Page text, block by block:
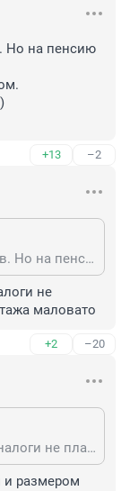
Но на пенсию
+13 –2
У меня нету ни кредитов. ни долгов. Но на пенсию "можно жить" - это громко сказано. Выживать - и то с пребольшим трудом. Размер моей пенсии 16057 р 36 коп.) И это при стаже 26 лет 6 месяцев.
не
маловато
+2 –20
Замечательно видать ты работал, налоги не платили, в конверте получал?Да и стажа маловато
и размером